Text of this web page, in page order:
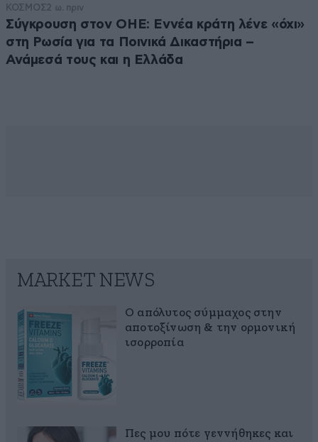
ΚΟΣΜΟΣ2 ω. πριν
Σύγκρουση στον ΟΗΕ: Εννέα κράτη λένε «όχι»
στη Ρωσία για τα Ποινικά Δικαστήρια –
Ανάμεσά τους και η Ελλάδα
MARKET NEWS
Ο απόλυτος σύμμαχος στην
αποτοξίνωση & την ορμονική
ισορροπία
Πες μου πότε γεννήθηκες και